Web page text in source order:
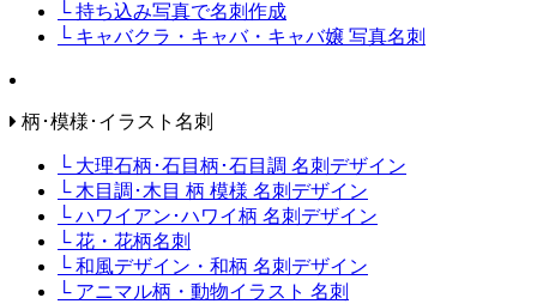
└ 持ち込み写真で名刺作成
└ キャバクラ・キャバ・キャバ嬢 写真名刺
柄･模様･イラスト名刺
└ 大理石柄･石目柄･石目調 名刺デザイン
└ 木目調･木目 柄 模様 名刺デザイン
└ ハワイアン･ハワイ柄 名刺デザイン
└ 花・花柄名刺
└ 和風デザイン・和柄 名刺デザイン
└ アニマル柄・動物イラスト 名刺